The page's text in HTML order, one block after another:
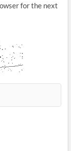
for the next